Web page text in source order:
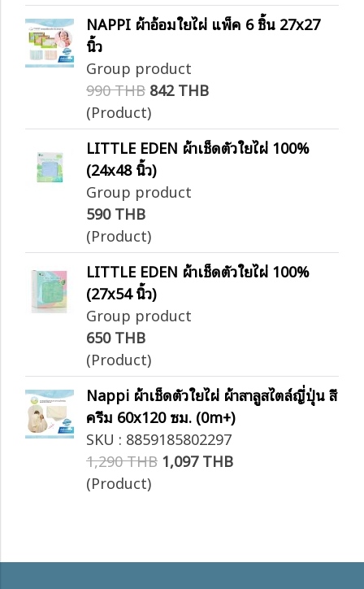
NAPPI ผ้าอ้อมใยไผ่ แพ็ค 6 ชิ้น 27x27
นิ้ว
Group product
990 THB 842 THB
(Product)
LITTLE EDEN ผ้าเช็ดตัวใยไผ่ 100%
(24x48 นิ้ว)
Group product
590 THB
(Product)
LITTLE EDEN ผ้าเช็ดตัวใยไผ่ 100%
(27x54 นิ้ว)
Group product
650 THB
(Product)
Nappi ผ้าเช็ดตัวใยไผ่ ผ้าสาลูสไตล์ญี่ปุ่น สี
ครีม 60x120 ซม. (0m+)
SKU : 8859185802297
1,290 THB 1,097 THB
(Product)